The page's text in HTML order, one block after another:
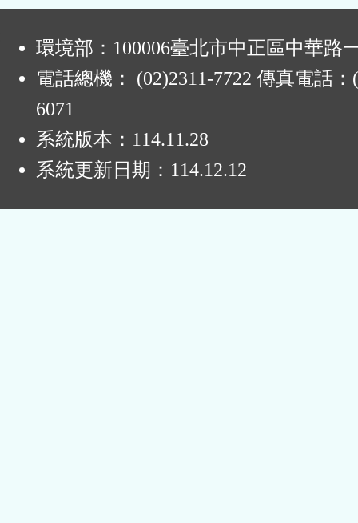
環境部：100006臺北市中正區中華路
電話總機： (02)2311-7722 傳真電話：
6071
系統版本： 114.11.28
系統更新日期： 114.12.12